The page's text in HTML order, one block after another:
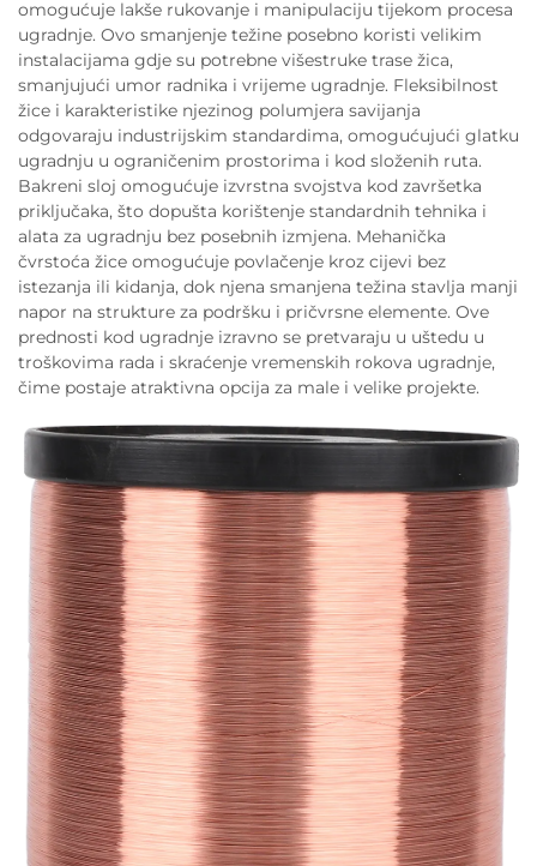
omogućuje lakše rukovanje i manipulaciju tijekom procesa
ugradnje. Ovo smanjenje težine posebno koristi velikim
instalacijama gdje su potrebne višestruke trase žica,
smanjujući umor radnika i vrijeme ugradnje. Fleksibilnost
žice i karakteristike njezinog polumjera savijanja
odgovaraju industrijskim standardima, omogućujući glatku
ugradnju u ograničenim prostorima i kod složenih ruta.
Bakreni sloj omogućuje izvrstna svojstva kod završetka
priključaka, što dopušta korištenje standardnih tehnika i
alata za ugradnju bez posebnih izmjena. Mehanička
čvrstoća žice omogućuje povlačenje kroz cijevi bez
istezanja ili kidanja, dok njena smanjena težina stavlja manji
napor na strukture za podršku i pričvrsne elemente. Ove
prednosti kod ugradnje izravno se pretvaraju u uštedu u
troškovima rada i skraćenje vremenskih rokova ugradnje,
čime postaje atraktivna opcija za male i velike projekte.